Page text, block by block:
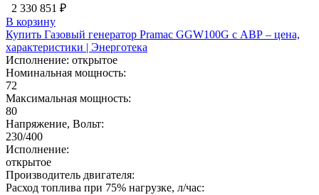
2 330 851 ₽
В корзину
Купить Газовый генератор Pramac GGW100G с АВР – цена,
характеристики | Энерготека
Исполнение: открытое
Номинальная мощность:
72
Максимальная мощность:
80
Напряжение, Вольт:
230/400
Исполнение:
открытое
Производитель двигателя:
Расход топлива при 75% нагрузке, л/час: